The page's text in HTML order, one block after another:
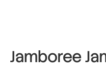
Jamboree